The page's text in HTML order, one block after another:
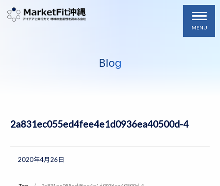
MENU
Blog
2a831ec055ed4fee4e1d0936ea40500d-4
2020年4月26日